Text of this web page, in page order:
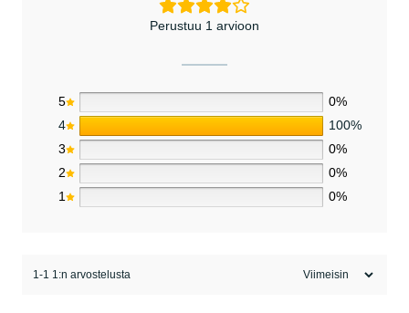
Perustuu 1 arvioon
5
0%
4
100%
3
0%
2
0%
1
0%
1-1 1:n arvostelusta